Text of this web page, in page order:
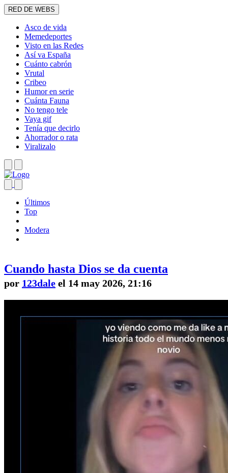
RED DE WEBS
Asco de vida
Memedeportes
Visto en las Redes
Así va España
Cuánto cabrón
Vrutal
Cribeo
Humor en serie
Cuánta Fauna
No tengo tele
Vaya gif
Tenía que decirlo
Ahorrador o rata
Viralizalo
Últimos
Top
Modera
Cuando hasta Dios se da cuenta
por 123dale el 14 may 2026, 21:16